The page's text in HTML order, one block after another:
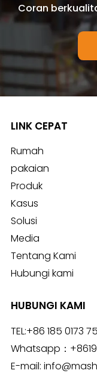
Coran
LINK CEPAT
Rumah
pakaian
Produk
Kasus
Solusi
Media
Tentang Kami
Hubungi kami
HUBUNGI KAMI
TEL:+86 185 0173
Whatsapp：
E-mail: